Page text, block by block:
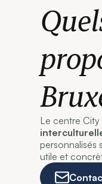
Le centre
personnalisés
utile et